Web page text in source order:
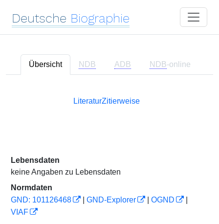
Deutsche Biographie
Übersicht NDB ADB NDB-online
LiteraturZitierweise
Lebensdaten
keine Angaben zu Lebensdaten
Normdaten
GND: 101126468
GND-Explorer OGND
VIAF